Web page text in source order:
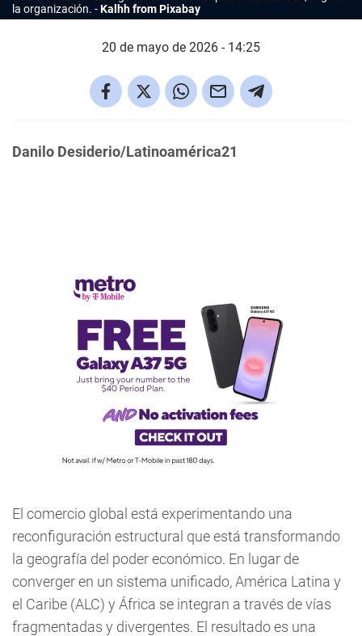
la organización.
Kalhh from Pixabay
20 de mayo de 2026 - 14:25
Danilo Desiderio/Latinoamérica21
El comercio global está experimentando una
reconfiguración estructural que está transformando
la geografía del poder económico. En lugar de
converger en un sistema unificado, América Latina y
el Caribe (ALC) y África se integran a través de vías
fragmentadas y divergentes. El resultado es una